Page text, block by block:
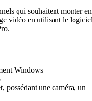
qui souhaitent monter en
vidéo en utilisant le logiciel
Windows
possédant une caméra, un